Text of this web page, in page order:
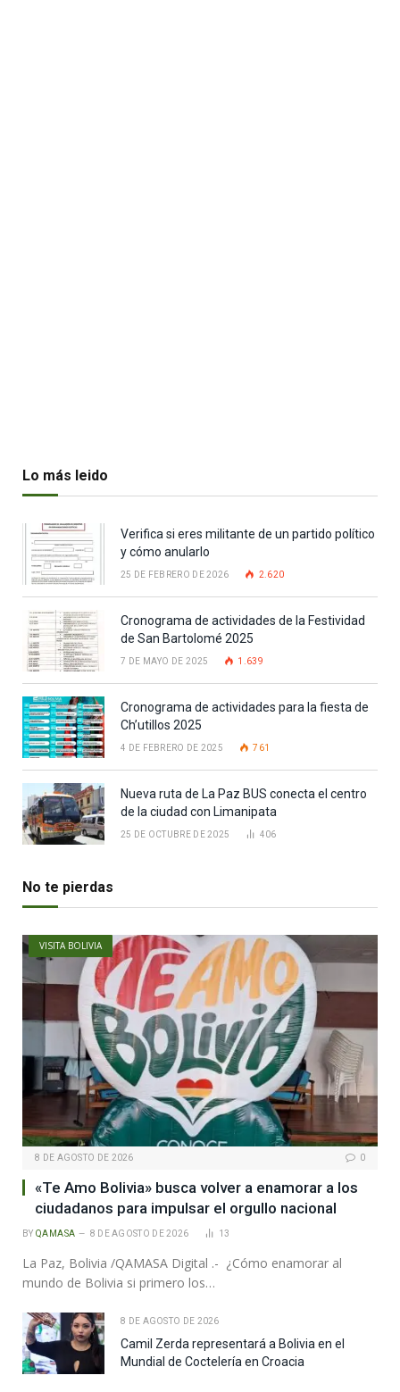
Lo más leido
Verifica si eres militante de un partido político
y cómo anularlo
25 DE FEBRERO DE 2026 2.620
Cronograma de actividades de la Festividad
de San Bartolomé 2025
7 DE MAYO DE 2025 1.639
Cronograma de actividades para la fiesta de
Ch’utillos 2025
4 DE FEBRERO DE 2025 761
Nueva ruta de La Paz BUS conecta el centro
de la ciudad con Limanipata
25 DE OCTUBRE DE 2025 406
No te pierdas
VISITA BOLIVIA
8 DE AGOSTO DE 2026 0
«Te Amo Bolivia» busca volver a enamorar a los
ciudadanos para impulsar el orgullo nacional
BY QAMASA 8 DE AGOSTO DE 2026 13
La Paz, Bolivia /QAMASA Digital .- ¿Cómo enamorar al
mundo de Bolivia si primero los…
8 DE AGOSTO DE 2026
Camil Zerda representará a Bolivia en el
Mundial de Coctelería en Croacia